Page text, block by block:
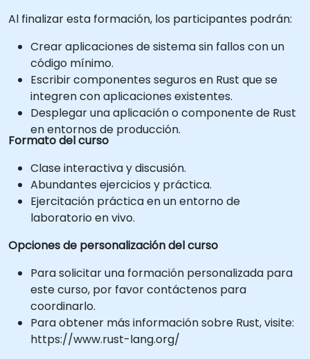
Al finalizar esta formación, los participantes podrán:
Crear aplicaciones de sistema sin fallos con un
código mínimo.
Escribir componentes seguros en Rust que se
integren con aplicaciones existentes.
Desplegar una aplicación o componente de Rust
en entornos de producción.
Formato del curso
Clase interactiva y discusión.
Abundantes ejercicios y práctica.
Ejercitación práctica en un entorno de
laboratorio en vivo.
Opciones de personalización del curso
Para solicitar una formación personalizada para
este curso, por favor contáctenos para
coordinarlo.
Para obtener más información sobre Rust, visite:
https://www.rust-lang.org/